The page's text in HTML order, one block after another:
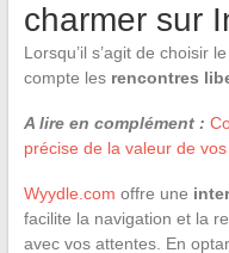
charmer sur
Lorsqu’il s’agit de choisir
compte les rencontres
A lire en complément :
précise de la valeur de
Wyydle.com offre une
facilite la navigation et la
avec vos attentes. En